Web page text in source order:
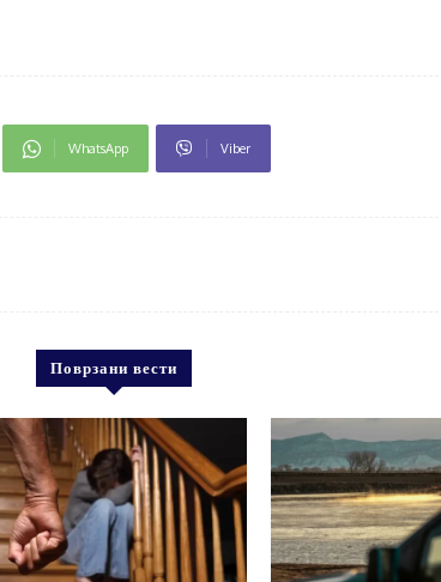
WhatsApp Viber
Поврзани вести